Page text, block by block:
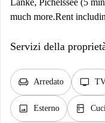
Lanke, Pichelssee (5
much more. ​ Rent
Servizi della
chair Arredato tv
image Esterno kitchen